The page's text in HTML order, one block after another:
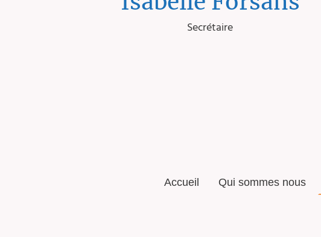
Secrétaire
Accueil Qui sommes nous